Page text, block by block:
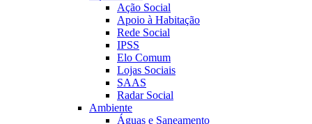
Ação Social
Apoio à Habitação
Rede Social
IPSS
Elo Comum
Lojas Sociais
SAAS
Radar Social
Ambiente
Águas e Saneamento